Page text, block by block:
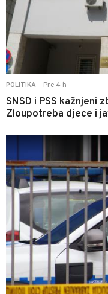
POLITIKA Pre 4 h
SNSD i PSS kažnjeni
Zloupotreba djece i